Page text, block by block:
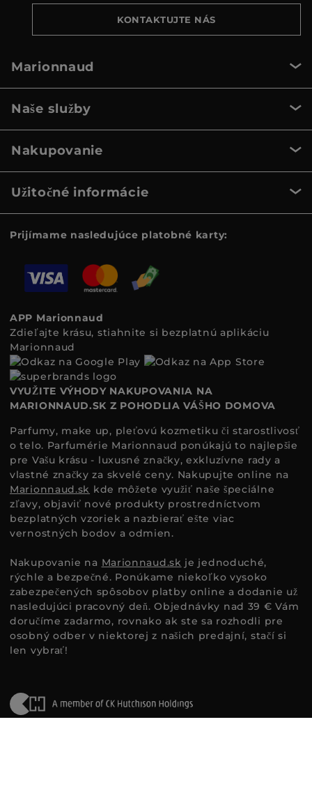
KONTAKTUJTE NÁS
Marionnaud
Naše služby
Nakupovanie
Užitočné informácie
Prijímame nasledujúce platobné karty:
APP Marionnaud
Zdieľajte krásu, stiahnite si bezplatnú aplikáciu
Marionnaud
VYUŽITE VÝHODY NAKUPOVANIA NA
MARIONNAUD.SK Z POHODLIA VÁŠHO DOMOVA
Parfumy, make up, pleťovú kozmetiku či starostlivosť
o telo. Parfumérie Marionnaud ponúkajú to najlepšie
pre Vašu krásu - luxusné značky, exkluzívne rady a
vlastné značky za skvelé ceny. Nakupujte online na
Marionnaud.sk kde môžete využiť naše špeciálne
zľavy, objaviť nové produkty prostredníctvom
bezplatných vzoriek a nazbierať ešte viac
vernostných bodov a odmien.
Nakupovanie na Marionnaud.sk je jednoduché,
rýchle a bezpečné. Ponúkame niekoľko vysoko
zabezpečených spôsobov platby online a dodanie už
nasledujúci pracovný deň. Objednávky nad 39 € Vám
doručíme zadarmo, rovnako ak ste sa rozhodli pre
osobný odber v niektorej z našich predajní, stačí si
len vybrať!